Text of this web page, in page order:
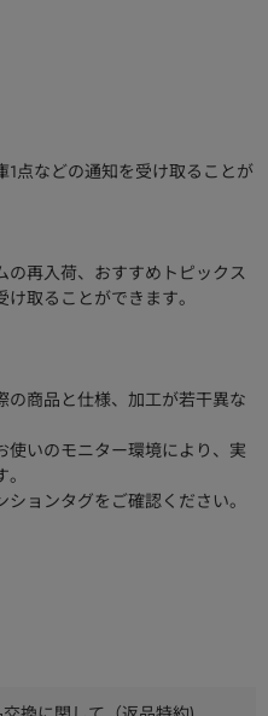
点などの通知を受け取ることが
再入荷、おすすめトピックス
取ることができます。
商品と仕様、加工が若干異な
いのモニター環境により、実
ョンタグをご確認ください。